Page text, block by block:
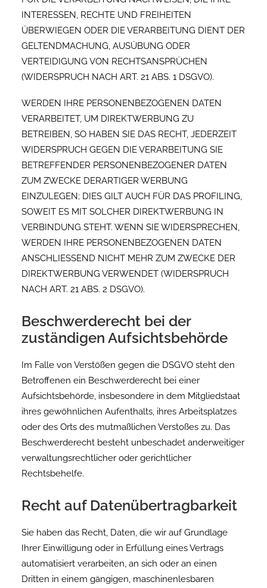
INTERESSEN, RECHTE UND FREIHEITEN
ÜBERWIEGEN ODER DIE VERARBEITUNG DIENT DER
GELTENDMACHUNG, AUSÜBUNG ODER
VERTEIDIGUNG VON RECHTSANSPRÜCHEN
(WIDERSPRUCH NACH ART. 21 ABS. 1 DSGVO).
WERDEN IHRE PERSONENBEZOGENEN DATEN
VERARBEITET, UM DIREKTWERBUNG ZU
BETREIBEN, SO HABEN SIE DAS RECHT, JEDERZEIT
WIDERSPRUCH GEGEN DIE VERARBEITUNG SIE
BETREFFENDER PERSONENBEZOGENER DATEN
ZUM ZWECKE DERARTIGER WERBUNG
EINZULEGEN; DIES GILT AUCH FÜR DAS PROFILING,
SOWEIT ES MIT SOLCHER DIREKTWERBUNG IN
VERBINDUNG STEHT. WENN SIE WIDERSPRECHEN,
WERDEN IHRE PERSONENBEZOGENEN DATEN
ANSCHLIESSEND NICHT MEHR ZUM ZWECKE DER
DIREKTWERBUNG VERWENDET (WIDERSPRUCH
NACH ART. 21 ABS. 2 DSGVO).
Beschwerde­recht bei der
zuständigen Aufsichts­behörde
Im Falle von Verstößen gegen die DSGVO steht den
Betroffenen ein Beschwerderecht bei einer
Aufsichtsbehörde, insbesondere in dem Mitgliedstaat
ihres gewöhnlichen Aufenthalts, ihres Arbeitsplatzes
oder des Orts des mutmaßlichen Verstoßes zu. Das
Beschwerderecht besteht unbeschadet anderweitiger
verwaltungsrechtlicher oder gerichtlicher
Rechtsbehelfe.
Recht auf Daten­übertrag­barkeit
Sie haben das Recht, Daten, die wir auf Grundlage
Ihrer Einwilligung oder in Erfüllung eines Vertrags
automatisiert verarbeiten, an sich oder an einen
Dritten in einem gängigen, maschinenlesbaren